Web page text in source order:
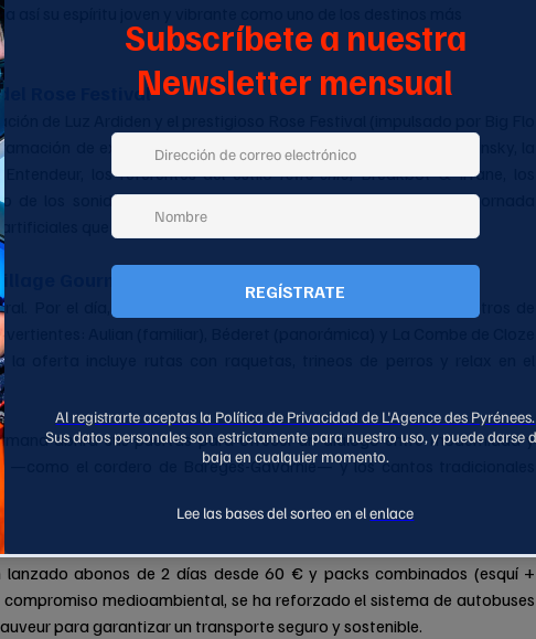
así su espíritu joven y vibrante como uno de los destinos más
Rose Festival
de Luz Ardiden y el prestigioso Rose Festival (impulsado por Big Flo
de excelencia con figuras clave de la electrónica: Kavinsky, la
los referentes del estilo retro-chic; Breakbot & Irfane, los
de los sonidos profundos de la deep house. Además, cada jornada
que iluminarán las cumbres nevadas del valle.
Gourmand
Por el día, los asistentes podrán disfrutar de los 60 kilómetros de
Aulian (familiar), Béderet (panorámica) y La Combe de Cloze
la oferta incluye rutas con raquetas, trineos de perros y relax en el
abrirá sus puertas para ofrecer un diálogo entre modernidad y
el cordero de Barèges-Gavarnie— y los cantos tradicionales
abonos de 2 días desde 60 € y packs combinados (esquí +
medioambiental, se ha reforzado el sistema de autobuses
para garantizar un transporte seguro y sostenible.